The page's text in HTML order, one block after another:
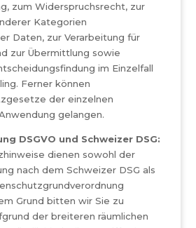
zum Widerspruchsrecht, zur
Kategorien
Daten, zur Verarbeitung für
zur Übermittlung sowie
im Einzelfall
Ferner können
der einzelnen
gelangen.
DSGVO und Schweizer DSG:
dienen sowohl der
nach dem Schweizer DSG als
Grund bitten wir Sie zu
der breiteren räumlichen